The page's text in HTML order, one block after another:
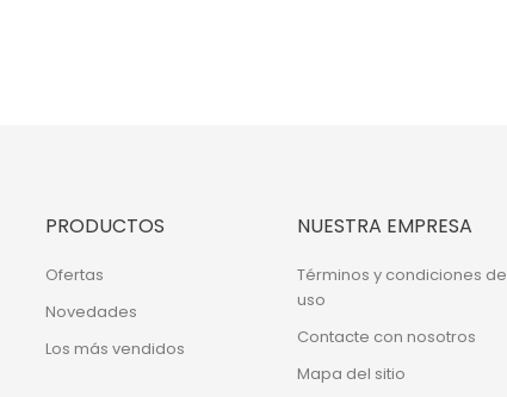
PRODUCTOS
Ofertas
Novedades
Los más vendidos
NUESTRA EMPRESA
Términos y condiciones de
uso
Contacte con nosotros
Mapa del sitio